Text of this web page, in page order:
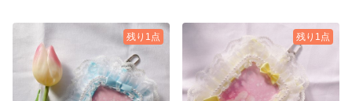
残り1点 残り1点